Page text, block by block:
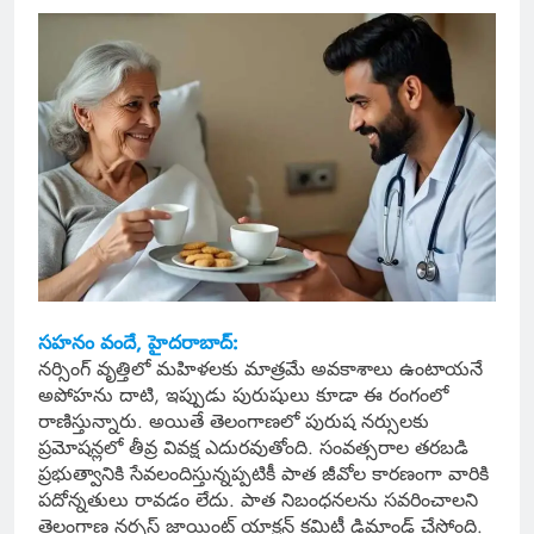
సహనం వందే, హైదరాబాద్:
నర్సింగ్ వృత్తిలో మహిళలకు మాత్రమే అవకాశాలు ఉంటాయనే
అపోహను దాటి, ఇప్పుడు పురుషులు కూడా ఈ రంగంలో
రాణిస్తున్నారు. అయితే తెలంగాణలో పురుష నర్సులకు
ప్రమోషన్లలో తీవ్ర వివక్ష ఎదురవుతోంది. సంవత్సరాల తరబడి
ప్రభుత్వానికి సేవలందిస్తున్నప్పటికీ పాత జీవోల కారణంగా వారికి
పదోన్నతులు రావడం లేదు. పాత నిబంధనలను సవరించాలని
తెలంగాణ నర్సస్ జాయింట్ యాక్షన్ కమిటీ డిమాండ్ చేస్తోంది.